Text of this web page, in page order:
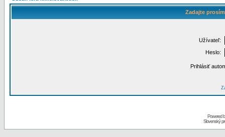
Zadajte
Užívateľ:
Heslo:
Prihlásiť
Powered
Slovenský